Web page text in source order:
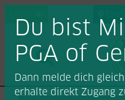
Du bist
PGA of
Dann melde dich
erhalte direkt Zugang